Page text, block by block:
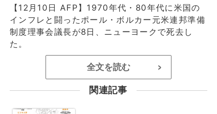
【12月10日 AFP】1970年代・80年代に米国の
インフレと闘ったポール・ボルカー元米連邦準備
制度理事会議長が8日、ニューヨークで死去し
た。
全文を読む >
関連記事